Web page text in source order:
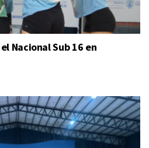
Nacional Sub 16 en